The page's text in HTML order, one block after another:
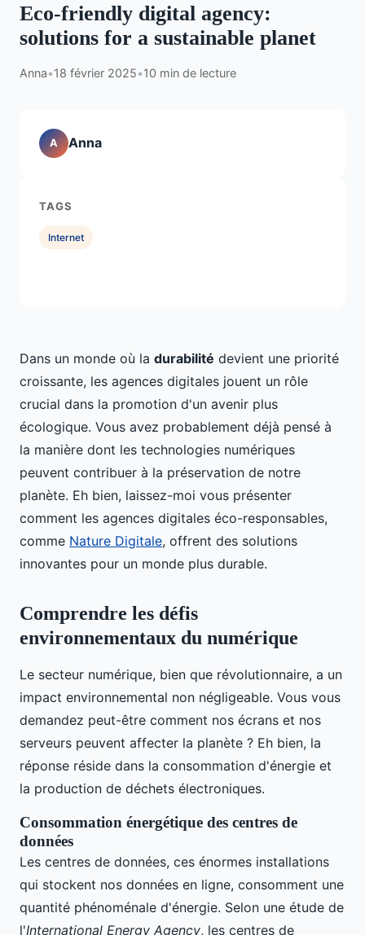
Eco-friendly digital agency:
solutions for a sustainable planet
Anna•18 février 2025•10 min de lecture
Dans un monde où la durabilité devient une priorité
croissante, les agences digitales jouent un rôle
crucial dans la promotion d'un avenir plus
écologique. Vous avez probablement déjà pensé à
la manière dont les technologies numériques
peuvent contribuer à la préservation de notre
planète. Eh bien, laissez-moi vous présenter
comment les agences digitales éco-responsables,
comme Nature Digitale, offrent des solutions
innovantes pour un monde plus durable.
Comprendre les défis
environnementaux du numérique
Le secteur numérique, bien que révolutionnaire, a un
impact environnemental non négligeable. Vous vous
demandez peut-être comment nos écrans et nos
serveurs peuvent affecter la planète ? Eh bien, la
réponse réside dans la consommation d'énergie et
la production de déchets électroniques.
Consommation énergétique des centres de
données
Les centres de données, ces énormes installations
qui stockent nos données en ligne, consomment une
quantité phénoménale d'énergie. Selon une étude de
l'International Energy Agency, les centres de
A Anna
TAGS
Internet